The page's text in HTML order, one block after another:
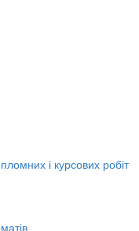
і курсових робіт